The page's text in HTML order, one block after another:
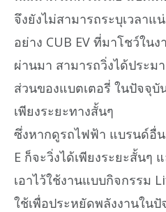
จึงยังไม่สามารถระบุเวลาแ
อย่าง CUB EV ที่มาโชว์ใน
ผ่านมา สามารถวิ่งได้ประ
ส่วนของแบตเตอรี่ ในปัจจุบั
เพียงระยะทางสั้นๆ
ซึ่งหากดูรถไฟฟ้า แบรนด์อื่น
E ก็จะวิ่งได้เพียงระยะสั้นๆ
เอาไว้ใช้งานแบบกิจกรรม
ใช้เพื่อประหยัดพลังงานใน